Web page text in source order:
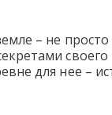
– не
для нее –